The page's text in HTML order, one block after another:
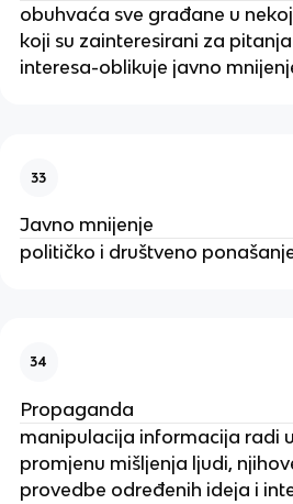
obuhvaća sve građane u
koji su zainteresirani za
interesa-oblikuje javno
33
Javno mnijenje
političko i društveno
34
Propaganda
manipulacija informacija radi
promjenu mišljenja ljudi,
provedbe određenih ideja i